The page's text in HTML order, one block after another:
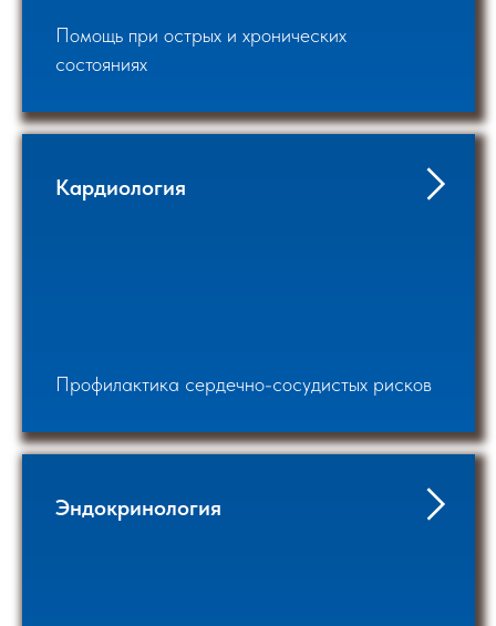
Помощь при острых и хронических
состояниях
Кардиология
Профилактика сердечно-сосудистых рисков
Эндокринология